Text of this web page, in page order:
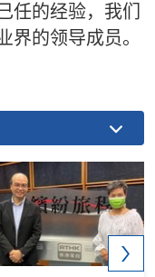
任的经验，我们
界的领导成员。